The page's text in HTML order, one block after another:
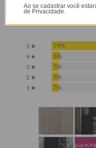
4,5
5 ★ 79%
4 ★
6%
3 ★
5%
2 ★
5%
1 ★
5%
Ao se cadastrar você
de Privacidade.